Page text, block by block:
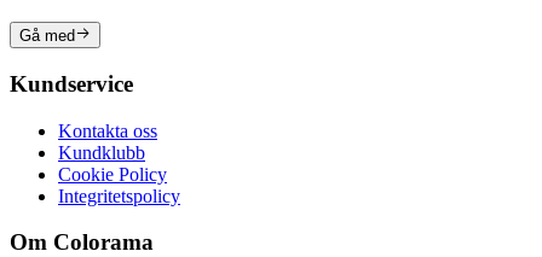
Gå med
Kundservice
Kontakta oss
Kundklubb
Cookie Policy
Integritetspolicy
Om Colorama